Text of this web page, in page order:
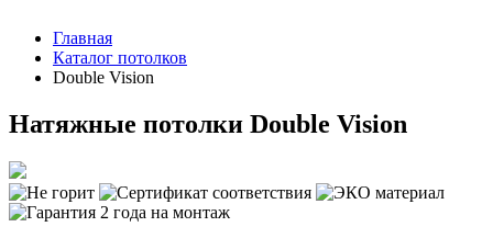
Главная
Каталог потолков
Double Vision
Натяжные потолки Double Vision